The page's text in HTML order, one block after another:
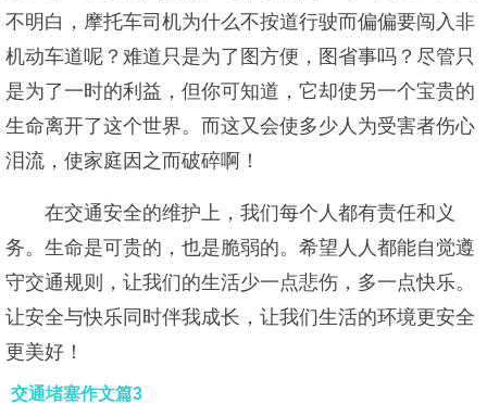
不明白，摩托车司机为什么不按道行驶而偏偏要闯入非
机动车道呢？难道只是为了图方便，图省事吗？尽管只
是为了一时的利益，但你可知道，它却使另一个宝贵的
生命离开了这个世界。而这又会使多少人为受害者伤心
泪流，使家庭因之而破碎啊！
在交通安全的维护上，我们每个人都有责任和义
务。生命是可贵的，也是脆弱的。希望人人都能自觉遵
守交通规则，让我们的生活少一点悲伤，多一点快乐。
让安全与快乐同时伴我成长，让我们生活的环境更安全
更美好！
交通堵塞作文篇3